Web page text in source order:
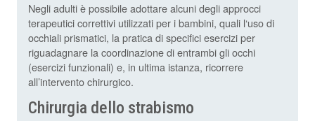
Negli adulti è possibile adottare alcuni degli approcci
terapeutici correttivi utilizzati per i bambini, quali l‘uso di
occhiali prismatici, la pratica di specifici esercizi per
riguadagnare la coordinazione di entrambi gli occhi
(esercizi funzionali) e, in ultima istanza, ricorrere
all’intervento chirurgico.
Chirurgia dello strabismo